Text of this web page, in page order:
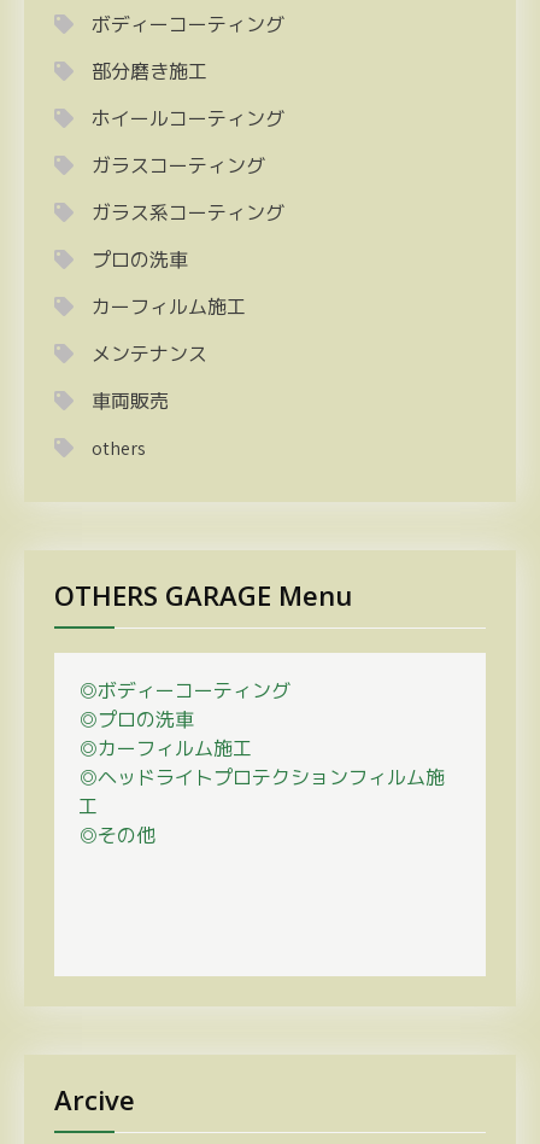
ボディーコーティング
部分磨き施工
ホイールコーティング
ガラスコーティング
ガラス系コーティング
プロの洗車
カーフィルム施工
メンテナンス
車両販売
others
OTHERS GARAGE Menu
◎ボディーコーティング
◎プロの洗車
◎カーフィルム施工
◎ヘッドライトプロテクションフィルム施
工
◎その他
Arcive